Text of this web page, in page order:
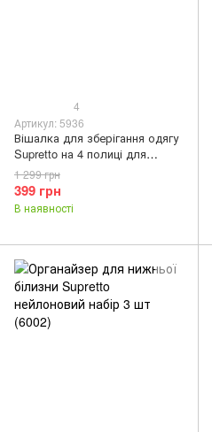
4
Артикул: 5936
Вішалка для зберігання одягу
Supretto на 4 полиці для
підлоги (5936)
399 грн
1 299 грн
В наявності